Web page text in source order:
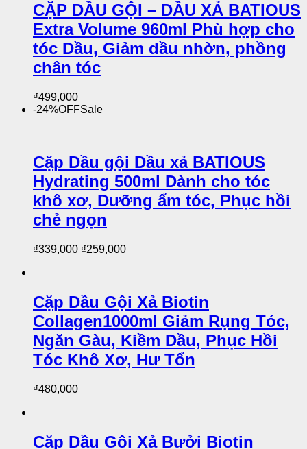
CẶP DẦU GỘI – DẦU XẢ BATIOUS
Extra Volume 960ml Phù hợp cho
tóc Dầu, Giảm dầu nhờn, phồng
chân tóc
₫499,000
-24%OFFSale
Cặp Dầu gội Dầu xả BATIOUS
Hydrating 500ml Dành cho tóc
khô xơ, Dưỡng ẩm tóc, Phục hồi
chẻ ngọn
₫339,000 ₫259,000
Cặp Dầu Gội Xả Biotin
Collagen1000ml Giảm Rụng Tóc,
Ngăn Gàu, Kiềm Dầu, Phục Hồi
Tóc Khô Xơ, Hư Tổn
₫480,000
Cặp Dầu Gội Xả Bưởi Biotin